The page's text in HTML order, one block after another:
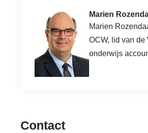
Marien
Marien
OCW, lid van
onderwijs
Contact